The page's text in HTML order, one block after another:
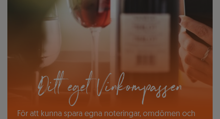
Ditt eget Vinkompassen
För att kunna spara egna noteringar, omdömen och